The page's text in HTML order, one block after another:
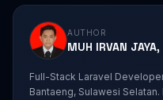
AUTHOR
MUH IRVAN
Full-Stack Laravel
Bantaeng, Sulawesi